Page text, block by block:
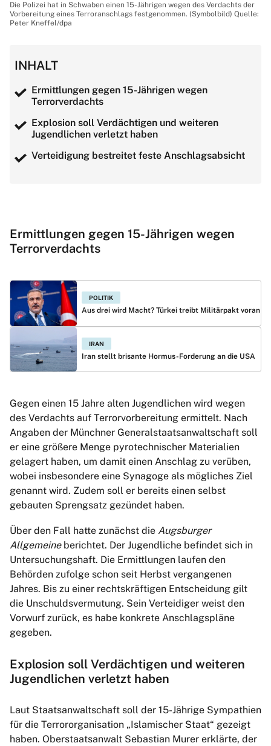
Die Polizei hat in Schwaben einen 15-Jährigen wegen des Verdachts der
Vorbereitung eines Terroranschlags festgenommen. (Symbolbild) Quelle:
Peter Kneffel/dpa
INHALT
Ermittlungen gegen 15-Jährigen wegen
Terrorverdachts
Explosion soll Verdächtigen und weiteren
Jugendlichen verletzt haben
Verteidigung bestreitet feste Anschlagsabsicht
Ermittlungen gegen 15-Jährigen wegen
Terrorverdachts
POLITIK
Aus drei wird Macht? Türkei treibt Militärpakt voran
IRAN
Iran stellt brisante Hormus-Forderung an die USA
Gegen einen 15 Jahre alten Jugendlichen wird wegen
des Verdachts auf Terrorvorbereitung ermittelt. Nach
Angaben der Münchner Generalstaatsanwaltschaft soll
er eine größere Menge pyrotechnischer Materialien
gelagert haben, um damit einen Anschlag zu verüben,
wobei insbesondere eine Synagoge als mögliches Ziel
genannt wird. Zudem soll er bereits einen selbst
gebauten Sprengsatz gezündet haben.
Über den Fall hatte zunächst die Augsburger
Allgemeineberichtet. Der Jugendliche befindet sich in
Untersuchungshaft. Die Ermittlungen laufen den
Behörden zufolge schon seit Herbst vergangenen
Jahres. Bis zu einer rechtskräftigen Entscheidung gilt
die Unschuldsvermutung. Sein Verteidiger weist den
Vorwurf zurück, es habe konkrete Anschlagspläne
gegeben.
Explosion soll Verdächtigen und weiteren
Jugendlichen verletzt haben
Laut Staatsanwaltschaft soll der 15-Jährige Sympathien
für die Terrororganisation „Islamischer Staat“ gezeigt
haben. Oberstaatsanwalt Sebastian Murer erklärte, der